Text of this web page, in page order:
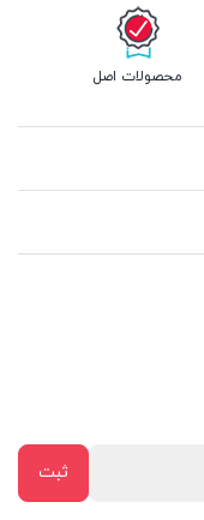
محصولات اصل